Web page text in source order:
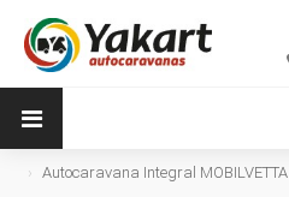
Autocaravana Integral MOBILVETTA